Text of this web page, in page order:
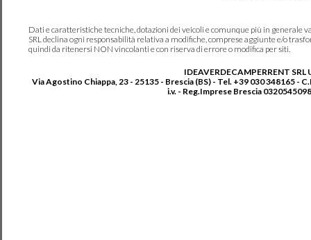
Dati e caratteristiche tecniche, dotazioni dei veicoli e comunque più in generale
SRL declina ogni responsabilità relativa a modifiche, comprese aggiunte e/o
quindi da ritenersi NON vincolanti e con riserva di errore o modifica per siti.
IDEAVERDECAMPERRENT SRL
Via Agostino Chiappa, 23 - 25135 - Brescia (BS) - Tel. +39 030 348165 -
i.v. - Reg.Imprese Brescia